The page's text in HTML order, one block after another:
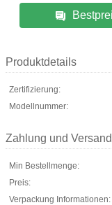
Produktdetails
Zertifizierung:
Modellnummer:
Zahlung und
Min Bestellmenge:
Preis:
Verpackung Informationen: